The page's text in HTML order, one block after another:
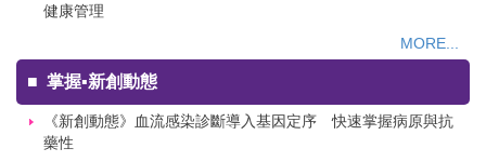
健康管理
MORE...
■ 掌握▪新創動態
《新創動態》血流感染診斷導入基因定序 快速掌握病原與抗
藥性